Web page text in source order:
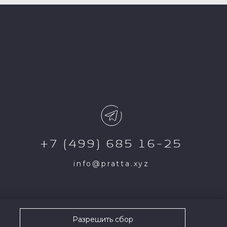
Разрешить сбор
+7 (499) 685 16-25
info@pratta.xyz
собственностью